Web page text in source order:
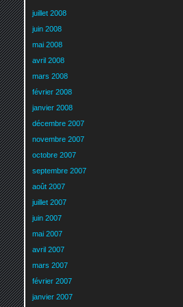
juillet 2008
juin 2008
mai 2008
avril 2008
mars 2008
février 2008
janvier 2008
décembre 2007
novembre 2007
octobre 2007
septembre 2007
août 2007
juillet 2007
juin 2007
mai 2007
avril 2007
mars 2007
février 2007
janvier 2007